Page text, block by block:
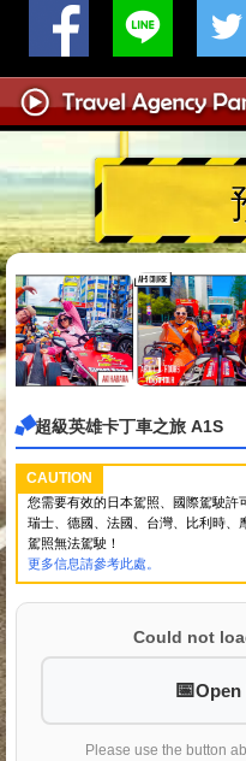
超級英雄卡丁車之旅 A1S
CAUTION
您需要有效的日本駕照、國際駕駛許
瑞士、德國、法國、台灣、比利時、
駕照無法駕駛！
更多信息請參考此處。
Could not
Open
Please use the button